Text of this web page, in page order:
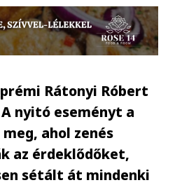
Rátonyi Róbert
nyitó eseményt a
ahol zenés
az érdeklődőket,
sétált át mindenki